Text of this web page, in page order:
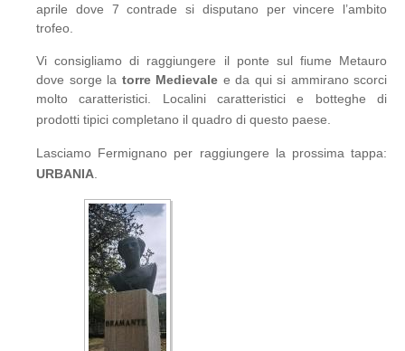
aprile dove 7 contrade si disputano per vincere l’ambito
trofeo.
Vi consigliamo di raggiungere il ponte sul fiume Metauro
dove sorge la torre Medievale e da qui si ammirano scorci
molto caratteristici. Localini caratteristici e botteghe di
prodotti tipici completano il quadro di questo paese.
Lasciamo Fermignano per raggiungere la prossima tappa:
URBANIA